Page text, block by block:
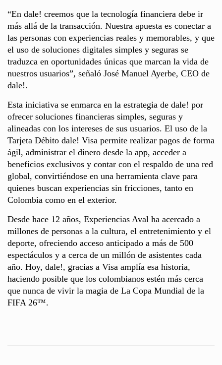
“En dale! creemos que la tecnología financiera debe ir
más allá de la transacción. Nuestra apuesta es conectar a
las personas con experiencias reales y memorables, y que
el uso de soluciones digitales simples y seguras se
traduzca en oportunidades únicas que marcan la vida de
nuestros usuarios”, señaló José Manuel Ayerbe, CEO de
dale!.
Esta iniciativa se enmarca en la estrategia de dale! por
ofrecer soluciones financieras simples, seguras y
alineadas con los intereses de sus usuarios. El uso de la
Tarjeta Débito dale! Visa permite realizar pagos de forma
ágil, administrar el dinero desde la app, acceder a
beneficios exclusivos y contar con el respaldo de una red
global, convirtiéndose en una herramienta clave para
quienes buscan experiencias sin fricciones, tanto en
Colombia como en el exterior.
Desde hace 12 años, Experiencias Aval ha acercado a
millones de personas a la cultura, el entretenimiento y el
deporte, ofreciendo acceso anticipado a más de 500
espectáculos y a cerca de un millón de asistentes cada
año. Hoy, dale!, gracias a Visa amplía esa historia,
haciendo posible que los colombianos estén más cerca
que nunca de vivir la magia de La Copa Mundial de la
FIFA 26™.